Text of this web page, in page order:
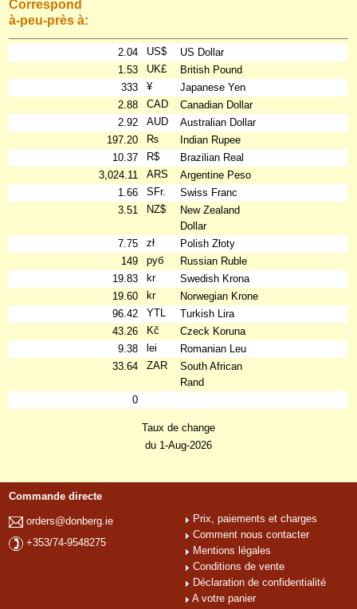
Correspond
à-peu-près à:
2.04 US$
US Dollar
1.53
UK£
British Pound
333
¥
Japanese Yen
2.88
CAD
Canadian Dollar
2.92
AUD
Australian Dollar
197.20
₨
Indian Rupee
10.37
R$
Brazilian Real
3,024.11
ARS
Argentine Peso
1.66
SFr.
Swiss Franc
3.51
NZ$
New Zealand
Dollar
7.75
zł
Polish Złoty
149
руб
Russian Ruble
19.83
kr
Swedish Krona
19.60
kr
Norwegian Krone
96.42
YTL
Turkish Lira
43.26
Kč
Czeck Koruna
9.38
lei
Romanian Leu
33.64
ZAR
South African
Rand
0
Taux de change
du 1-Aug-2026
Commande directe
orders@donberg.ie
+353/74-9548275
Prix, paiements et charges
Comment nous contacter
Mentions légales
Conditions de vente
Déclaration de confidentialité
A votre panier